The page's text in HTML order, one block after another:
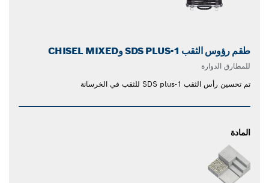
طقم رؤوس الثقب SDS PLUS-1 وCHISEL MIXED
للمطارق الدوارة
تم تحسين رأس الثقب SDS plus-1 للثقب في الخرسانة
المادة